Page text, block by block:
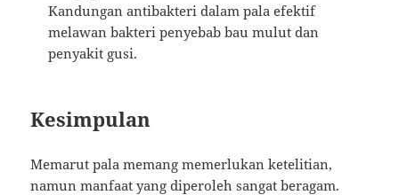
Kandungan antibakteri dalam pala efektif
melawan bakteri penyebab bau mulut dan
penyakit gusi.
Kesimpulan
Memarut pala memang memerlukan ketelitian,
namun manfaat yang diperoleh sangat beragam.